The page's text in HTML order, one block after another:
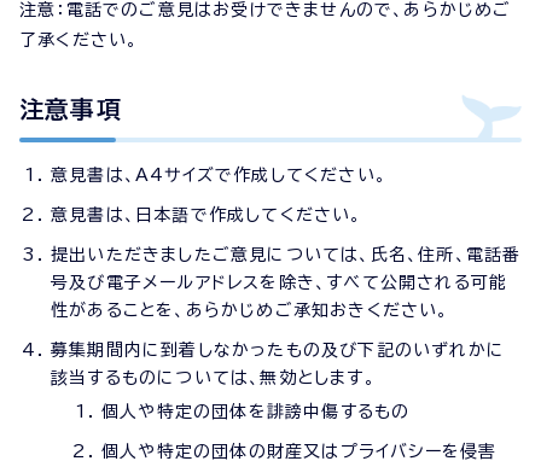
注意：電話でのご意見はお受けできませんので、あらかじめご
了承ください。
注意事項
意見書は、A4サイズで作成してください。
意見書は、日本語で作成してください。
提出いただきましたご意見については、氏名、住所、電話番
号及び電子メールアドレスを除き、すべて公開される可能
性があることを、あらかじめご承知おきください。
募集期間内に到着しなかったもの及び下記のいずれかに
該当するものについては、無効とします。
個人や特定の団体を誹謗中傷するもの
個人や特定の団体の財産又はプライバシーを侵害